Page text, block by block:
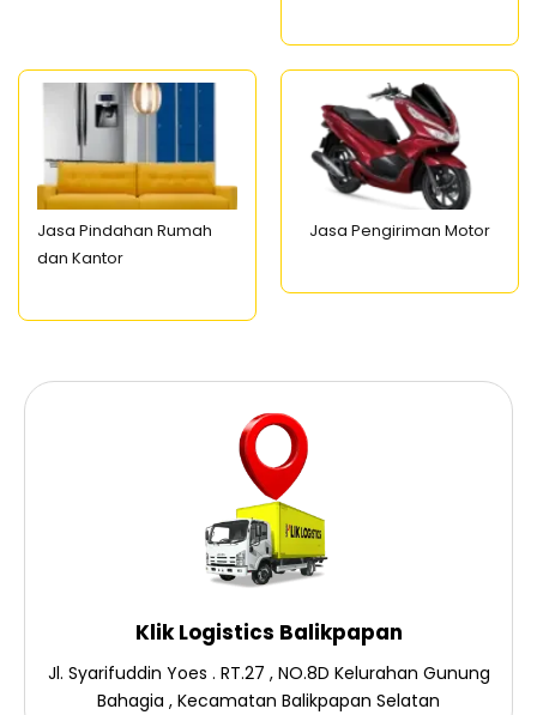
Jasa Pindahan Rumah
dan Kantor
Jasa Pengiriman Motor
Klik Logistics Balikpapan
Jl. Syarifuddin Yoes . RT.27 , NO.8D Kelurahan Gunung
Bahagia , Kecamatan Balikpapan Selatan